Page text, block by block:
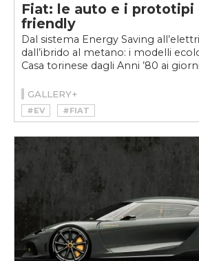
Fiat: le auto e i prototipi
friendly
Dal sistema Energy Saving
dall’ibrido al metano: i modelli
Casa torinese dagli Anni ’80 ai
GALLERY+
#EV
#FIAT
#FIAT CINQUECENTO ELETTRA
#FIAT ECOBASIC
#FIAT MULTIPLA
#FIAT MULTIPLA BLUPOWER
#FIAT MULTIPLA HYBRID POWER
#FIAT SEICENTO ELETTRA
#MILD-HYBRID
#VELOCEKW